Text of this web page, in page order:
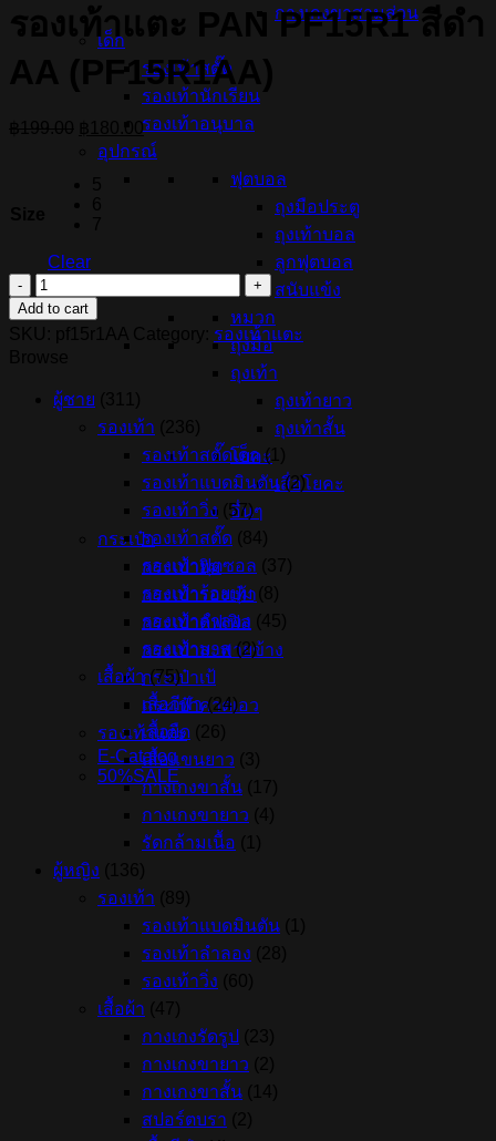
กางเกงขาสามส่วน
เด็ก
รองเท้าสตั๊ด
รองเท้านักเรียน
รองเท้าอนุบาล
อุปกรณ์
ฟุตบอล
ถุงมือประตู
ถุงเท้าบอล
ลูกฟุตบอล
สนับแข้ง
หมวก
ถุงมือ
ถุงเท้า
ถุงเท้ายาว
ถุงเท้าสั้น
โยคะ
เสื่อโยคะ
อื่นๆ
กระเป๋า
กระเป๋ายิม
กระเป๋ารองเท้า
กระเป๋าดัฟเฟิล
กระเป๋าสะพายข้าง
กระเป๋าเป้
กระเป๋าคาดเอว
รองเท้าแตะ
E-Catalog
50%SALE
รองเท้าแตะ PAN PF15R1 สีดำ
AA (PF15R1AA)
price
was:
180.00Current
price
is:
Clear
รองเท้า
แตะ
AA
(PF15R1AA)
Add to cart
รองเท้าแตะ
ผู้ชาย
รองเท้า
รองเท้าสตั๊ดเด็ก (1)
รองเท้าแบดมินตัน (2)
รองเท้าวิ่ง
(57)
รองเท้าสตั๊ด
รองเท้าฟุตซอล
รองเท้าร้อยปุ่ม
รองเท้าลำลอง
รองเท้าบาส (2)
เสื้อผ้า (75)
เสื้อกีฬา (24)
เสื้อยืด
เสื้อแขนยาว
กางเกงขาสั้น
กางเกงขายาว
รัดกล้ามเนื้อ
ผู้หญิง
รองเท้า
รองเท้าแบดมินตัน
รองเท้าลำลอง
รองเท้าวิ่ง
เสื้อผ้า
กางเกงรัดรูป
กางเกงขายาว
กางเกงขาสั้น
สปอร์ตบรา